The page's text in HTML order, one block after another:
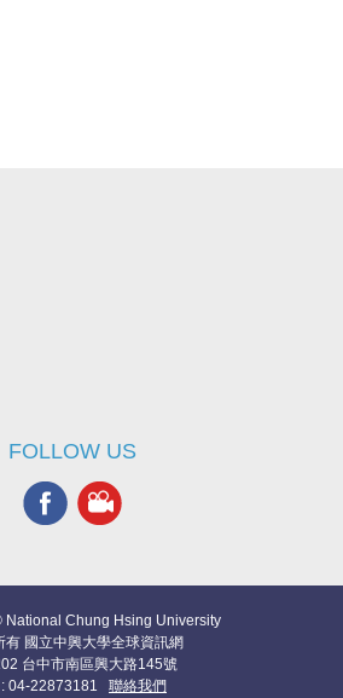
FOLLOW US
National Chung Hsing University
有 國立中興大學全球資訊網
台中市南區興大路145號
: 04-22873181 聯絡我們